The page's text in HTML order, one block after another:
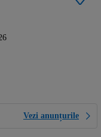
Vezi anunțurile